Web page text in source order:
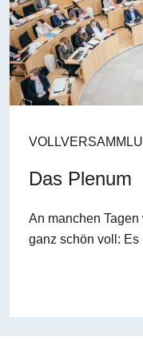
Das Plenum
An manchen
ganz schön voll: Es